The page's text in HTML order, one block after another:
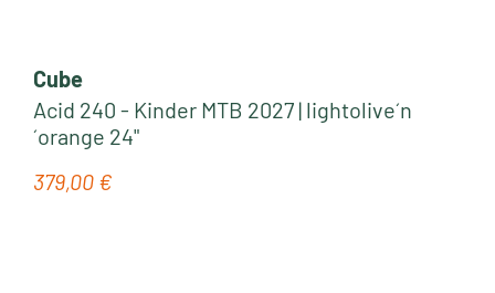
Cube
Acid 240 - Kinder MTB 2027 | lightolive´n
´orange 24"
Regulärer Preis:
379,00 €